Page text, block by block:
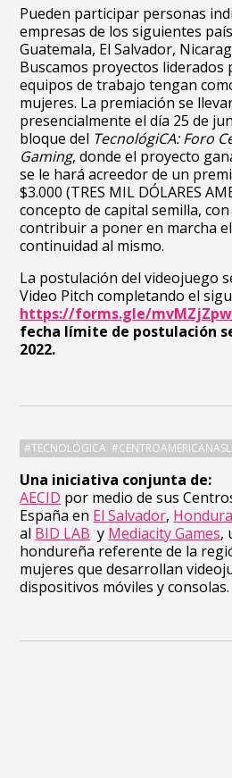
Una iniciativa conjunta de:
AECID por medio de sus
España en El Salvador,
al BID LAB y Mediacity Games,
hondureña referente de la
mujeres que desarrollan
dispositivos móviles y consolas.
Pueden participar personas
empresas de los siguientes
Guatemala, El Salvador,
Buscamos proyectos liderados
equipos de trabajo tengan
mujeres. La premiación se
presencialmente el día 25 de
bloque del TecnológiCA: Foro
Gaming, donde el proyecto
se le hará acreedor de un
$3.000 (TRES MIL DÓLARES
concepto de capital semilla,
contribuir a poner en marcha
continuidad al mismo.
La postulación del videojuego
Video Pitchcompletando el
https://forms.gle/
fecha límite de postulación
2022.
#TECNOLÓGICA